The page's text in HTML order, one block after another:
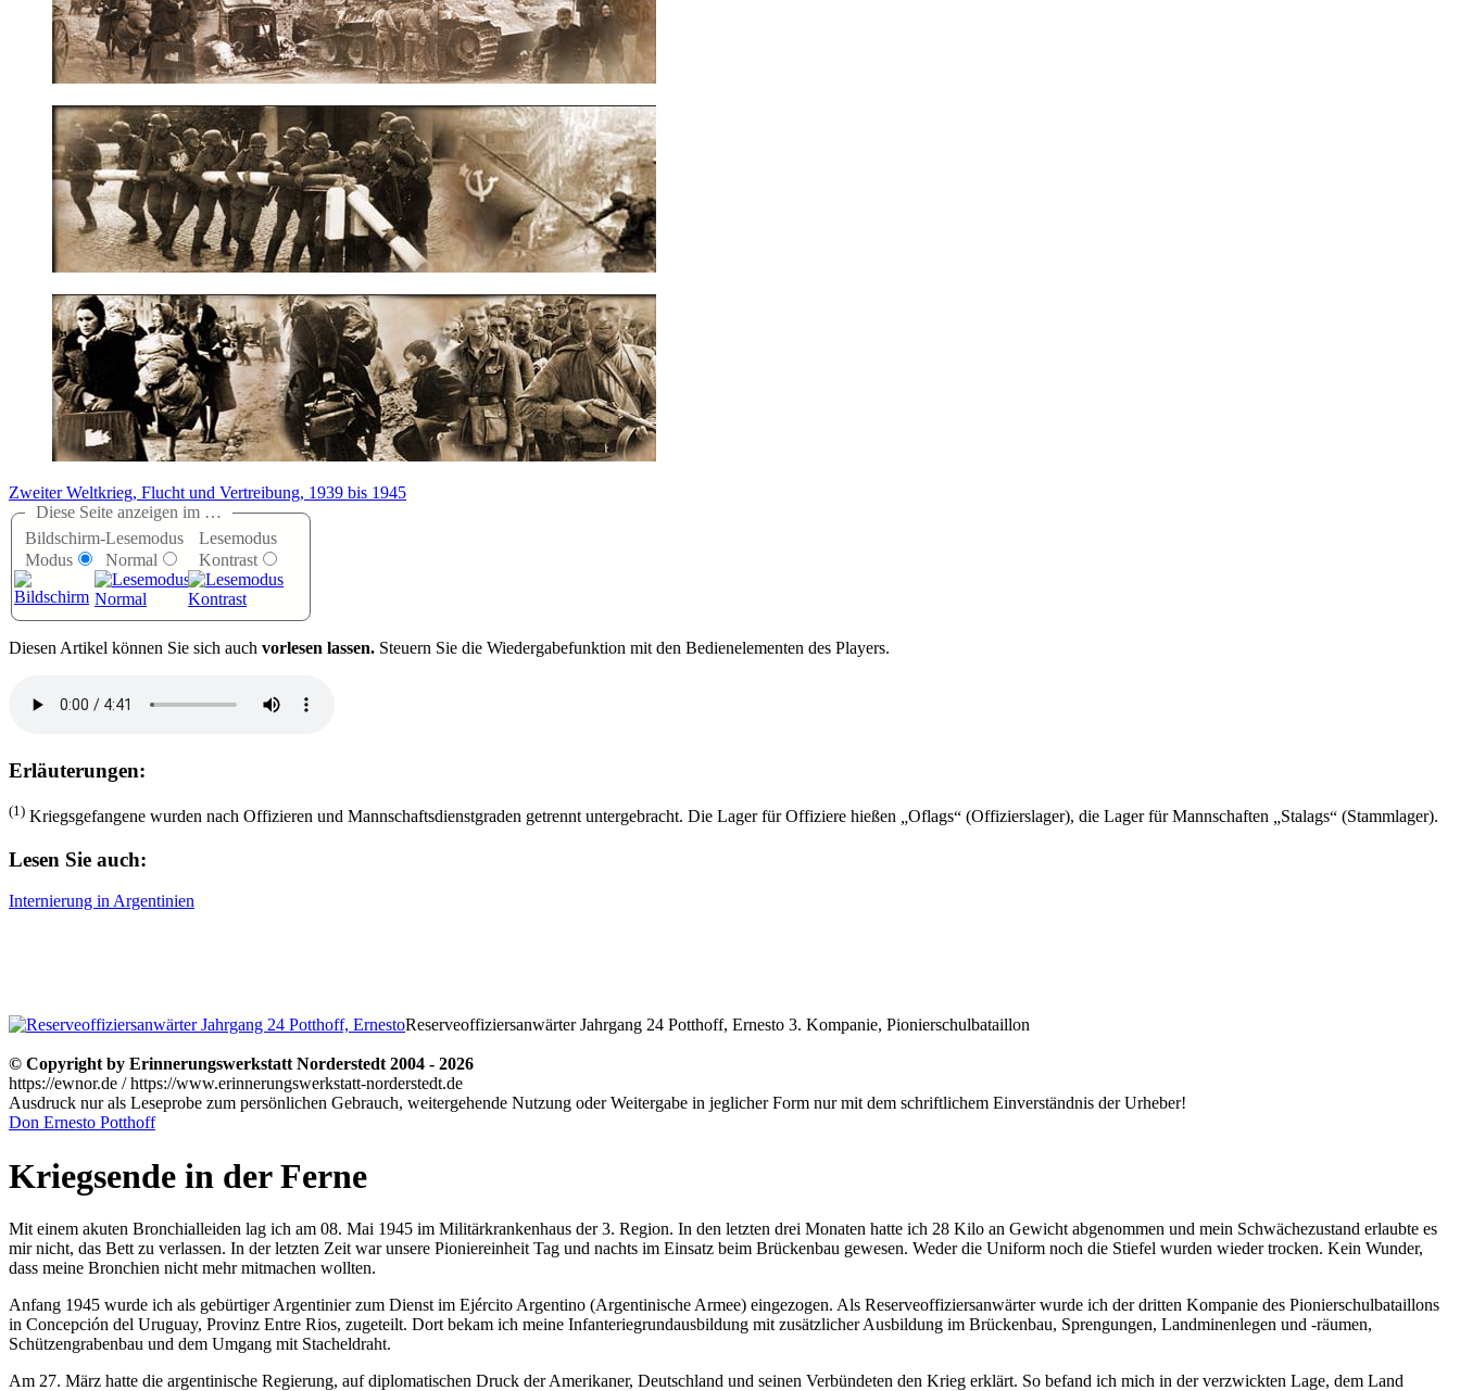
Zweiter Weltkrieg, Flucht und Vertreibung, 1939 bis 1945
Diese Seite anzeigen im …
Bildschirm-
Modus
Lesemodus
Normal
Lesemodus
Kontrast
Diesen Artikel können Sie sich auch vorlesen lassen. Steuern Sie die Wiedergabefunktion mit den Bedienelementen des Players.
Erläuterungen:
(1) Kriegsgefangene wurden nach Offizieren und Mannschaftsdienstgraden getrennt untergebracht. Die Lager für Offiziere hießen Oflags (Offizierslager), die Lager für Mannschaften Stalags (Stammlager).
Lesen Sie auch:
Internierung in Argentinien
Reserveoffiziersanwärter Jahrgang 24 Potthoff, Ernesto 3. Kompanie, Pionierschulbataillon
© Copyright by Erinnerungswerkstatt Norderstedt 2004 - 2026
https://ewnor.de / https://www.erinnerungswerkstatt-norderstedt.de
Ausdruck nur als Leseprobe zum persönlichen Gebrauch, weitergehende Nutzung oder Weitergabe in jeglicher Form nur mit dem schriftlichem Einverständnis der Urheber!
Don Ernesto Potthoff
Kriegsende in der Ferne
Mit einem akuten Bronchialleiden lag ich am 08. Mai 1945 im Militärkrankenhaus der 3. Region. In den letzten drei Monaten hatte ich 28 Kilo an Gewicht abgenommen und mein Schwächezustand erlaubte es
mir nicht, das Bett zu verlassen. In der letzten Zeit war unsere Pioniereinheit Tag und nachts im Einsatz beim Brückenbau gewesen. Weder die Uniform noch die Stiefel wurden wieder trocken. Kein Wunder,
dass meine Bronchien nicht mehr mitmachen wollten.
Anfang 1945 wurde ich als gebürtiger Argentinier zum Dienst im Ejército Argentino (Argentinische Armee) eingezogen. Als Reserveoffiziersanwärter wurde ich der dritten Kompanie des Pionierschulbataillons
in Concepción del Uruguay, Provinz Entre Rios, zugeteilt. Dort bekam ich meine Infanteriegrundausbildung mit zusätzlicher Ausbildung im Brückenbau, Sprengungen, Landminenlegen und -räumen,
Schützengrabenbau und dem Umgang mit Stacheldraht.
Am 27. März hatte die argentinische Regierung, auf diplomatischen Druck der Amerikaner, Deutschland und seinen Verbündeten den Krieg erklärt. So befand ich mich in der verzwickten Lage, dem Land